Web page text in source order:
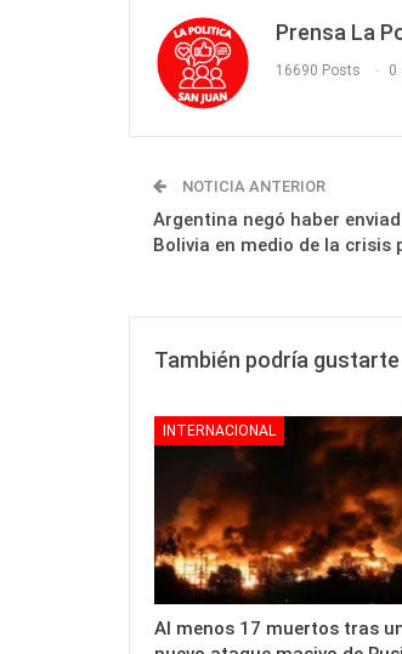
Prensa La
16690 Posts 0
NOTICIA ANTERIOR
Argentina negó haber
Bolivia en medio de la crisis
También podría gustarte
INTERNACIONAL
Al menos 17 muertos tras